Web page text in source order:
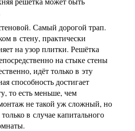
Самый дорогой трап.
в стену, практически
на узор плитки. Решётка
на стыке стены
идёт только в эту
способность достигает
то есть меньше, чем
не такой уж сложный, но
в случае капитального